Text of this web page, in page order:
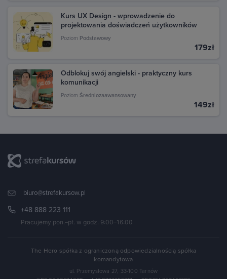
Kurs UX Design - wprowadzenie do
projektowania doświadczeń użytkowników
Poziom Podstawowy
179zł
Odblokuj swój angielski - praktyczny kurs
komunikacji
Poziom Średniozaawansowany
149zł
biuro@strefakursow.pl
+48 888 223 111
Pracujemy pon.–pt. w godz. 9:00–16:00
The Hero spółka z ograniczoną odpowiedzialnością spółka
komandytowa
ul. Przemysłowa 27, 33-100 Tarnów